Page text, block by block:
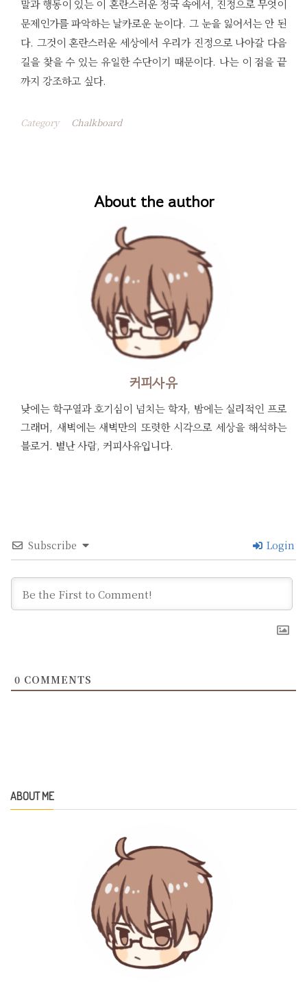
말과 행동이 있는 이 혼란스러운 정국 속에서, 진정으로 무엇이
문제인가를 파악하는 날카로운 눈이다. 그 눈을 잃어서는 안 된
다. 그것이 혼란스러운 세상에서 우리가 진정으로 나아갈 다음
길을 찾을 수 있는 유일한 수단이기 때문이다. 나는 이 점을 끝
까지 강조하고 싶다.
Category Chalkboard
About the author
커피사유
낮에는 학구열과 호기심이 넘치는 학자, 밤에는 실리적인 프로
그래머, 새벽에는 새벽만의 또렷한 시각으로 세상을 해석하는
블로거. 별난 사람, 커피사유입니다.
Subscribe Login
0 COMMENTS
ABOUT ME